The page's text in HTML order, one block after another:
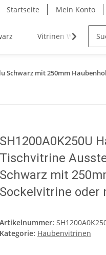
Startseite Mein Konto
Vitrinen Weiß
Schwarz mit 250mm
SH1200A0K250U
Tischvitrine
Schwarz mit
Sockelvitrine oder
Artikelnummer:
Kategorie: Haubenvitrinen